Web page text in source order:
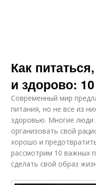
Как
и здорово:
Современный мир
питания, но не все из
здоровью. Многие люди
организовать свой
хорошо и
рассмотрим 10 важных
сделать свой образ